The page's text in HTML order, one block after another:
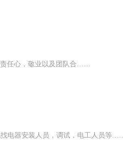
任心，敬业以及团队合……
电器安装人员，调试，电工人员等……